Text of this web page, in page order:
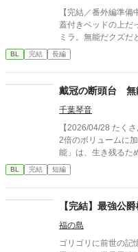
【完結／番外編準
蓋付きベッドの上だ
ミラ。無能だクズだ
ティアス。 記憶喪
メディ。 ---------- ※注） かっこいい攻はいません。 タイトル通り
お読みいただけると
こじらせた攻→受な
願いします！ 全16話 完結済み 他サイトにも同作品を投稿してい
ます。 様子を見な
の一次創作でまだよ
かしていたら申し訳ないです！ ---------- 追
が回収しきれていな
ださいねー！
BL 完結 長編
戴冠の断頭台 無
千葉琴音
【2026/04/28 たく
2倍のボリュームに加
能」は、生き残るた
の牙だった 第四王子セシルは、血塗られた王宮を生き抜くため
「愚鈍な王子」を演
王子暗殺の濡れ衣を
る。弁明も許され
はジークに「逃げて
ってきたのは拒絶と
BL 完結 短編
【完結】最強公
福の島
ゴリゴリに前世の記